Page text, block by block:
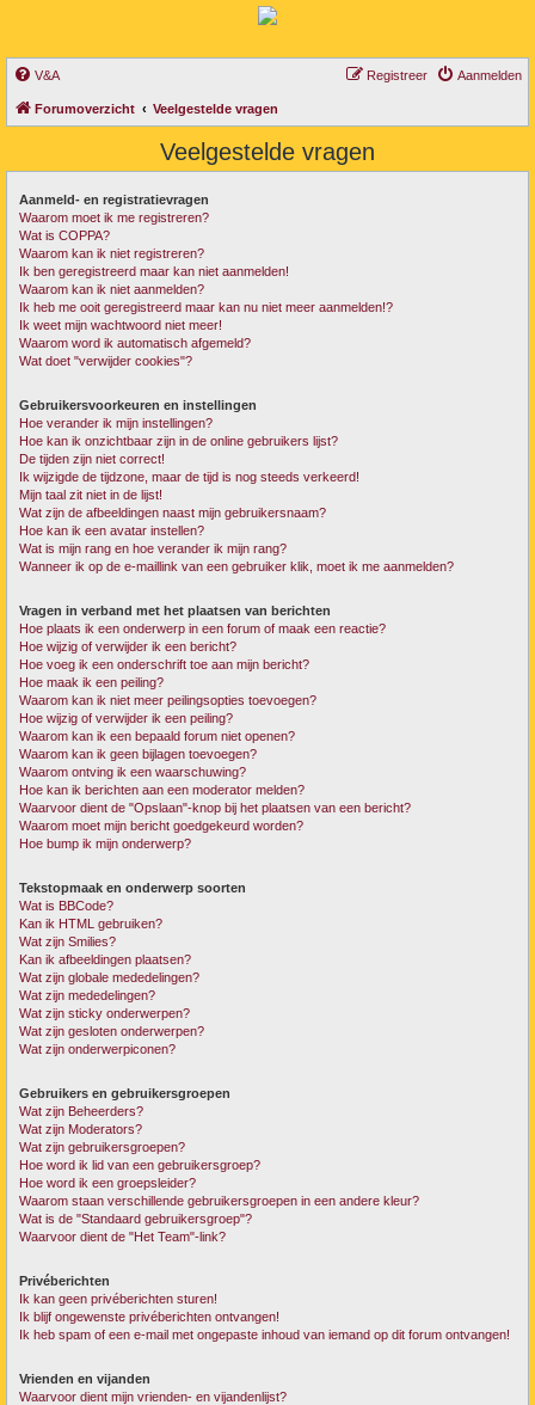
V&A Aanmelden
Registreer
Forumoverzicht Veelgestelde vragen
Veelgestelde vragen
Aanmeld- en registratievragen
Waarom moet ik me registreren?
Wat is COPPA?
Waarom kan ik niet registreren?
Ik ben geregistreerd maar kan niet aanmelden!
Waarom kan ik niet aanmelden?
Ik heb me ooit geregistreerd maar kan nu niet meer aanmelden!?
Ik weet mijn wachtwoord niet meer!
Waarom word ik automatisch afgemeld?
Wat doet "verwijder cookies"?
Gebruikersvoorkeuren en instellingen
Hoe verander ik mijn instellingen?
Hoe kan ik onzichtbaar zijn in de online gebruikers lijst?
De tijden zijn niet correct!
Ik wijzigde de tijdzone, maar de tijd is nog steeds verkeerd!
Mijn taal zit niet in de lijst!
Wat zijn de afbeeldingen naast mijn gebruikersnaam?
Hoe kan ik een avatar instellen?
Wat is mijn rang en hoe verander ik mijn rang?
Wanneer ik op de e-maillink van een gebruiker klik, moet ik me aanmelden?
Vragen in verband met het plaatsen van berichten
Hoe plaats ik een onderwerp in een forum of maak een reactie?
Hoe wijzig of verwijder ik een bericht?
Hoe voeg ik een onderschrift toe aan mijn bericht?
Hoe maak ik een peiling?
Waarom kan ik niet meer peilingsopties toevoegen?
Hoe wijzig of verwijder ik een peiling?
Waarom kan ik een bepaald forum niet openen?
Waarom kan ik geen bijlagen toevoegen?
Waarom ontving ik een waarschuwing?
Hoe kan ik berichten aan een moderator melden?
Waarvoor dient de "Opslaan"-knop bij het plaatsen van een bericht?
Waarom moet mijn bericht goedgekeurd worden?
Hoe bump ik mijn onderwerp?
Tekstopmaak en onderwerp soorten
Wat is BBCode?
Kan ik HTML gebruiken?
Wat zijn Smilies?
Kan ik afbeeldingen plaatsen?
Wat zijn globale mededelingen?
Wat zijn mededelingen?
Wat zijn sticky onderwerpen?
Wat zijn gesloten onderwerpen?
Wat zijn onderwerpiconen?
Gebruikers en gebruikersgroepen
Wat zijn Beheerders?
Wat zijn Moderators?
Wat zijn gebruikersgroepen?
Hoe word ik lid van een gebruikersgroep?
Hoe word ik een groepsleider?
Waarom staan verschillende gebruikersgroepen in een andere kleur?
Wat is de "Standaard gebruikersgroep"?
Waarvoor dient de "Het Team"-link?
Privéberichten
Ik kan geen privéberichten sturen!
Ik blijf ongewenste privéberichten ontvangen!
Ik heb spam of een e-mail met ongepaste inhoud van iemand op dit forum ontvangen!
Vrienden en vijanden
Waarvoor dient mijn vrienden- en vijandenlijst?